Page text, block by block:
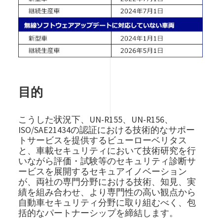
目的
こうした状況下、UN-R155、UN-R156、
ISO/SAE21434の認証における技術的なサポー
トサービスを提供するビューローベリタス
と、車載セキュリティにおいて技術研究を行
いながら評価・試験等のセキュリティ診断サ
ービスを展開するセキュアイノベーション
が、両社の専門分野における技術、知見、実
績を組み合わせ、より専門性の高い観点から
自動車セキュリティ分野に取り組むべく、包
括的なパートナーシップを締結します。